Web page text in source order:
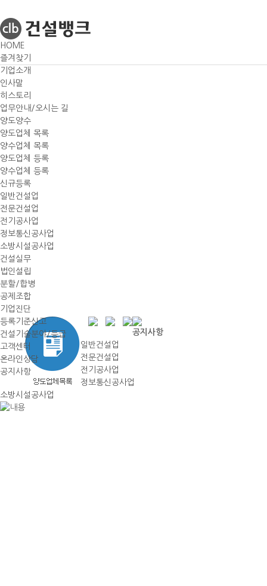
HOME
즐겨찾기
기업소개
인사말
히스토리
업무안내/오시는 길
양도양수
양도업체 목록
양수업체 목록
양도업체 등록
양수업체 등록
신규등록
일반건설업
전문건설업
전기공사업
정보통신공사업
소방시설공사업
건설실무
법인설립
분할/합병
공제조합
기업진단
등록기준신고
건설기술분야/등급
고객센터
온라인상담
공지사항
대한민국 대표
M&A컨설팅기업
건설뱅크
건설뱅크는 가슴이 따스한 사람들과 함께하는
사회적 기업을 지향 합니다.
Your Vision Maker
Your Best
공지사항
일반건설업
전문건설업
전기공사업
정보통신공사업
소방시설공사업